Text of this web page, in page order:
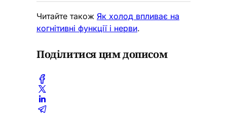
Читайте також Як холод впливає на
когнітивні функції і нерви.
Поділитися цим дописом